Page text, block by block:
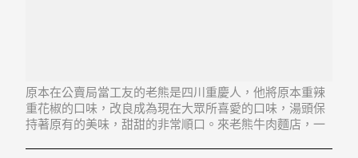
原本在公賣局當工友的老熊是四川重慶人，他將原本重辣
重花椒的口味，改良成為現在大眾所喜愛的口味，湯頭保
持著原有的美味，甜甜的非常順口。來老熊牛肉麵店，一